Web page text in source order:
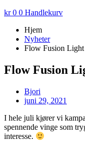
kr0 0 Handlekurv
Hjem
Nyheter
Flow Fusion Light
Flow Fusion
Bjori
juni 29, 2021
I hele juli kjører vi
spennende vinge som
interesse.